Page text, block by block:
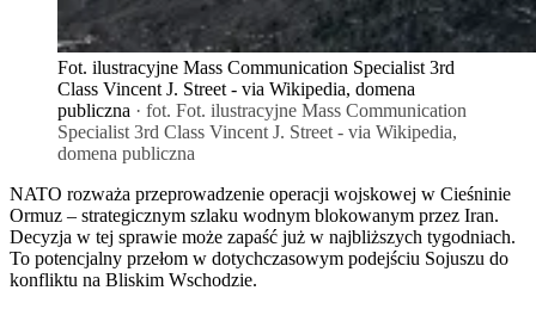
Fot. ilustracyjne Mass Communication Specialist 3rd
Class Vincent J. Street - via Wikipedia, domena
publiczna · fot. Fot. ilustracyjne Mass Communication
Specialist 3rd Class Vincent J. Street - via Wikipedia,
domena publiczna
NATO rozważa przeprowadzenie operacji wojskowej w Cieśninie
Ormuz – strategicznym szlaku wodnym blokowanym przez Iran.
Decyzja w tej sprawie może zapaść już w najbliższych tygodniach.
To potencjalny przełom w dotychczasowym podejściu Sojuszu do
konfliktu na Bliskim Wschodzie.